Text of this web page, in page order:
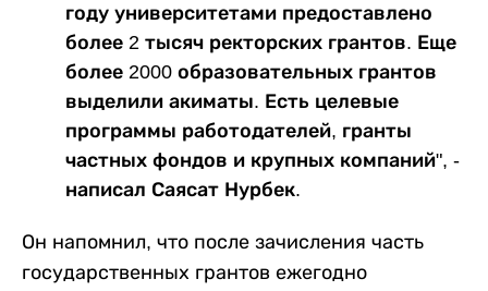
году университетами предоставлено
более 2 тысяч ректорских грантов. Еще
более 2000 образовательных грантов
выделили акиматы. Есть целевые
программы работодателей, гранты
частных фондов и крупных компаний", -
написал Саясат Нурбек.
Он напомнил, что после зачисления часть
государственных грантов ежегодно